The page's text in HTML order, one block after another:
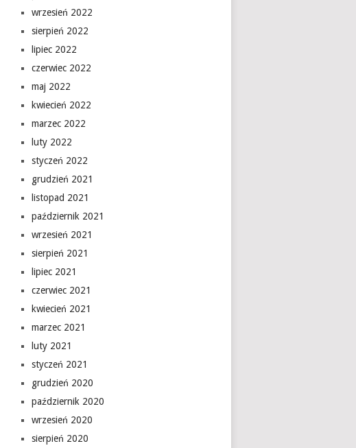
wrzesień 2022
sierpień 2022
lipiec 2022
czerwiec 2022
maj 2022
kwiecień 2022
marzec 2022
luty 2022
styczeń 2022
grudzień 2021
listopad 2021
październik 2021
wrzesień 2021
sierpień 2021
lipiec 2021
czerwiec 2021
kwiecień 2021
marzec 2021
luty 2021
styczeń 2021
grudzień 2020
październik 2020
wrzesień 2020
sierpień 2020